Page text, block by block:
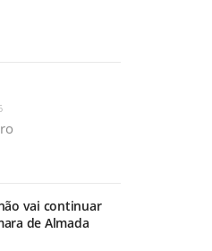
vai continuar
de Almada